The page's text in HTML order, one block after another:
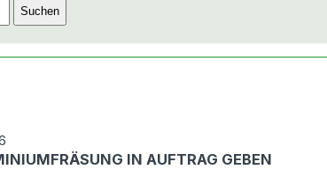
IN AUFTRAG GEBEN